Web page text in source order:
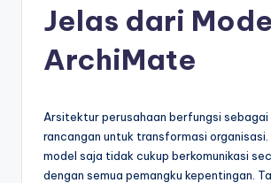
si
Jelas dari
ArchiMate
Arsitektur perusahaan berfungsi sebagai
rancangan untuk transformasi organisasi.
model saja tidak cukup berkomunikasi
dengan semua pemangku kepentingan.